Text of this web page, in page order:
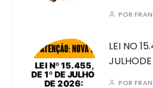
POR
LEI NO
POR